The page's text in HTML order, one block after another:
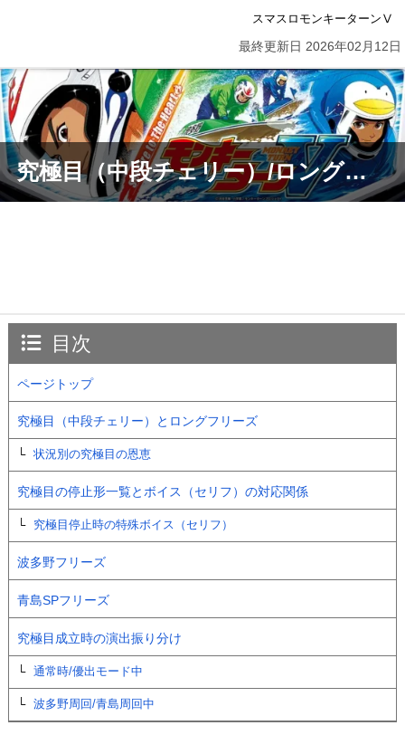
スマスロモンキーターンⅤ
最終更新日 2026年02月12日
究極目（中段チェリー）/ロングフリーズ恩恵
目次
ページトップ
究極目（中段チェリー）とロングフリーズ
状況別の究極目の恩恵
究極目の停止形一覧とボイス（セリフ）の対応関係
究極目停止時の特殊ボイス（セリフ）
波多野フリーズ
青島SPフリーズ
究極目成立時の演出振り分け
通常時/優出モード中
波多野周回/青島周回中